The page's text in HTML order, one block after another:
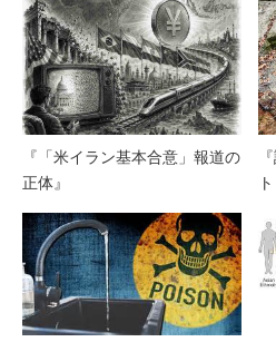
『「米イラン基本合意」報道の
正体』